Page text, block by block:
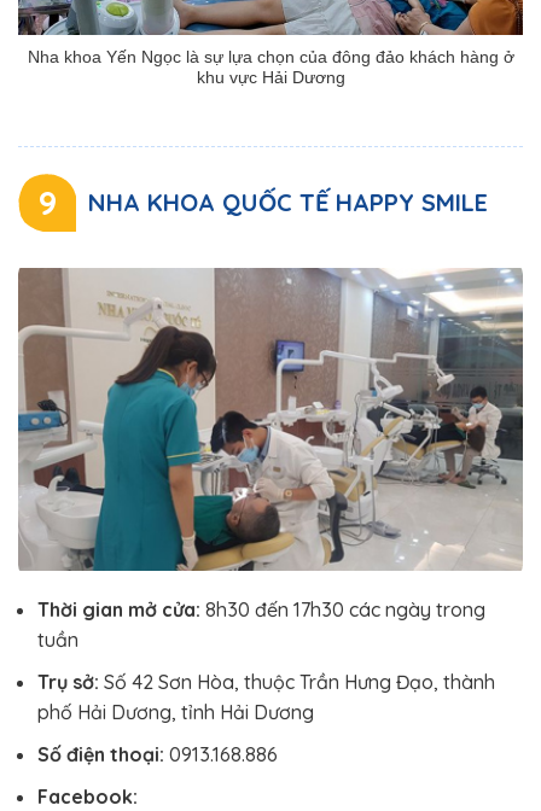
Nha khoa Yến Ngọc là sự lựa chọn của đông đảo khách hàng ở
khu vực Hải Dương
9 NHA KHOA QUỐC TẾ HAPPY SMILE
Thời gian mở cửa: 8h30 đến 17h30 các ngày trong
tuần
Trụ sở: Số 42 Sơn Hòa, thuộc Trần Hưng Đạo, thành
phố Hải Dương, tỉnh Hải Dương
Số điện thoại: 0913.168.886
Facebook: